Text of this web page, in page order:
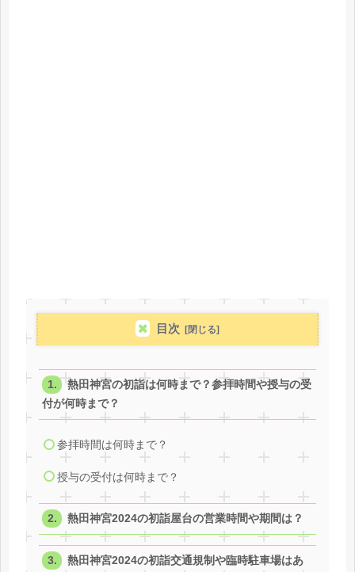
目次
熱田神宮の初詣は何時まで？参拝時間や授与の受
付が何時まで？
参拝時間は何時まで？
授与の受付は何時まで？
熱田神宮2024の初詣屋台の営業時間や期間は？
熱田神宮2024の初詣交通規制や臨時駐車場はあ